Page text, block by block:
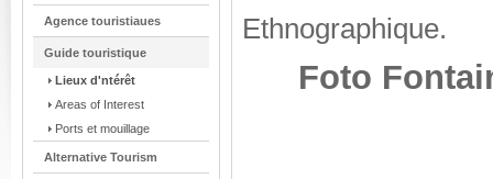
Agence touristiaues
Guide touristique
Lieux d'ntérêt
Areas of Interest
Ports et mouillage
Alternative Tourism
Ethnographique.
Foto